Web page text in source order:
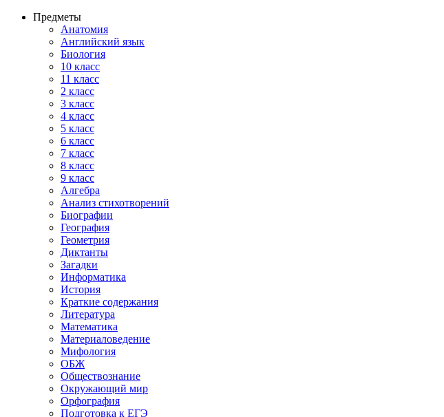
Предметы
Анатомия
Английский язык
Биология
10 класс
11 класс
2 класс
3 класс
4 класс
5 класс
6 класс
7 класс
8 класс
9 класс
Алгебра
Анализ стихотворений
Биографии
География
Геометрия
Диктанты
Загадки
Информатика
История
Краткие содержания
Литература
Математика
Материаловедение
Мифология
ОБЖ
Обществознание
Окружающий мир
Орфография
Подготовка к ЕГЭ